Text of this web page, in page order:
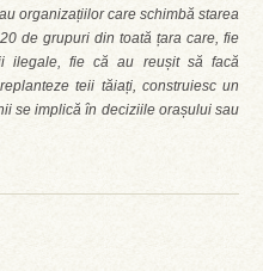
organizațiilor care schimbă starea
de grupuri din toată țara care, fie
ilegale, fie că au reușit să facă
teii tăiați, construiesc un
se implică în deciziile orașului sau